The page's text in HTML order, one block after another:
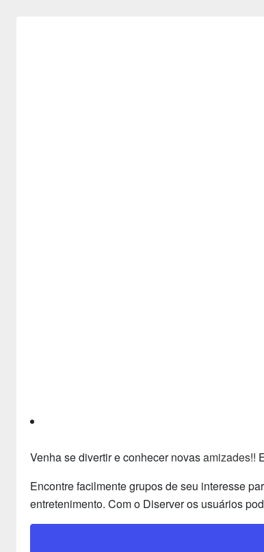
Venha se divertir e conhecer novasamizades!!
Encontre facilmente grupos de seu interesse
entretenimento. Com o Diserver os usuários